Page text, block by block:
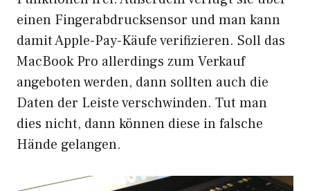
einen Fingerabdrucksensor und man kann
damit Apple-Pay-Käufe verifizieren. Soll das
MacBook Pro allerdings zum Verkauf
angeboten werden, dann sollten auch die
Daten der Leiste verschwinden. Tut man
dies nicht, dann können diese in falsche
Hände gelangen.